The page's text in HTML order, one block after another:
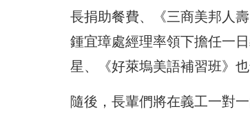
長捐助餐費、《三商美邦人
鍾宜璋處經理率領下擔任一
星、《好萊塢美語補習班》
隨後，長輩們將在義工一對